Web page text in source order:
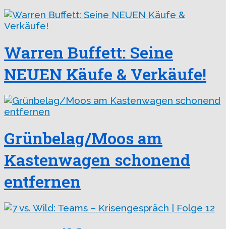
Warren Buffett: Seine
NEUEN Käufe & Verkäufe!
Grünbelag/Moos am
Kastenwagen schonend
entfernen